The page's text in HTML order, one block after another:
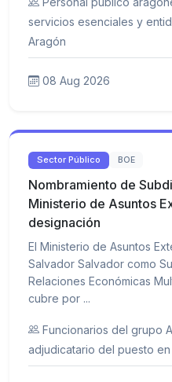
servicios esenciales y
Aragón
08 Aug 2026
Sector Público BOE
Nombramiento de
Ministerio de Asuntos
designación
El Ministerio de Asuntos
Salvador Salvador como
Relaciones Económicas
cubre por ...
Funcionarios del grupo
adjudicatario del puesto